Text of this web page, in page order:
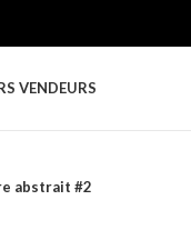
VENDEURS
abstrait #2